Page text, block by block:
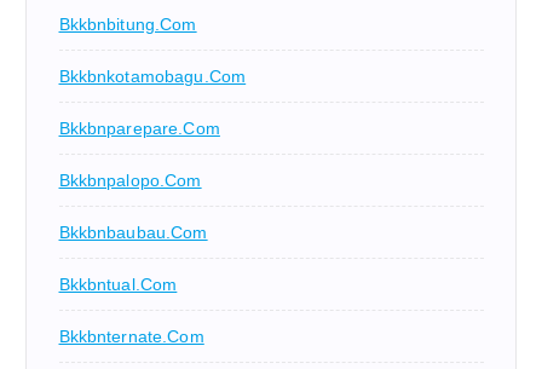
Bkkbnbitung.com
Bkkbnkotamobagu.com
Bkkbnparepare.com
Bkkbnpalopo.com
Bkkbnbaubau.com
Bkkbntual.com
Bkkbnternate.com